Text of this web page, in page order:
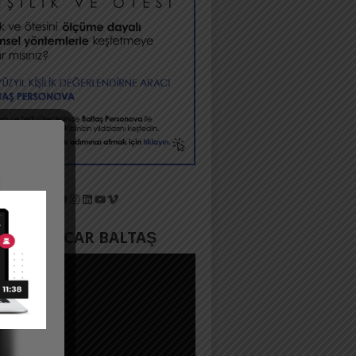
Facebook
Instagram
LinkedIn
YouTube
Vimeo
ACAR BALTAŞ